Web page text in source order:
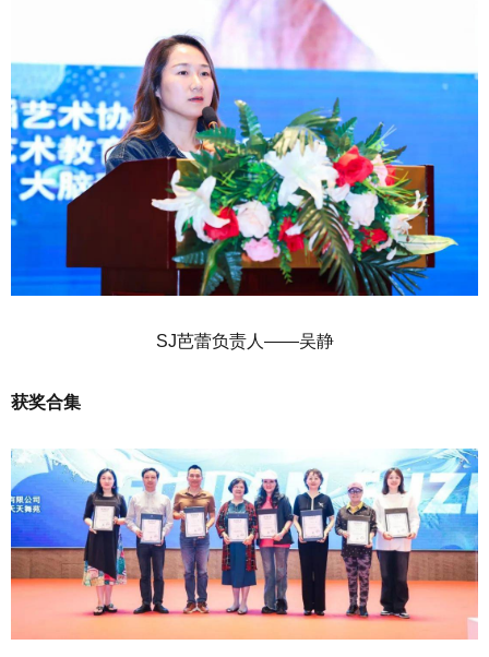
SJ芭蕾负责人——吴静
获奖合集